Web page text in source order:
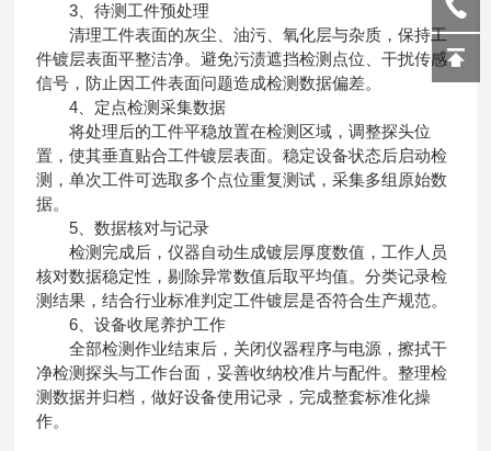
3、待测工件预处理
清理工件表面的灰尘、油污、氧化层与杂质，保持工
件镀层表面平整洁净。避免污渍遮挡检测点位、干扰传感
信号，防止因工件表面问题造成检测数据偏差。
4、定点检测采集数据
将处理后的工件平稳放置在检测区域，调整探头位
置，使其垂直贴合工件镀层表面。稳定设备状态后启动检
测，单次工件可选取多个点位重复测试，采集多组原始数
据。
5、数据核对与记录
检测完成后，仪器自动生成镀层厚度数值，工作人员
核对数据稳定性，剔除异常数值后取平均值。分类记录检
测结果，结合行业标准判定工件镀层是否符合生产规范。
6、设备收尾养护工作
全部检测作业结束后，关闭仪器程序与电源，擦拭干
净检测探头与工作台面，妥善收纳校准片与配件。整理检
测数据并归档，做好设备使用记录，完成整套标准化操
作。